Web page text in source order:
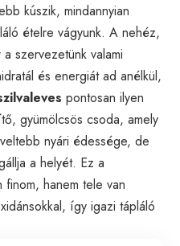
kúszik, mindannyian
ételre vágyunk. A nehéz,
szervezetünk valami
és energiát ad anélkül,
pontosan ilyen
gyümölcsös csoda, amely
nyári édessége, de
a helyét. Ez a
hanem tele van
így igazi tápláló